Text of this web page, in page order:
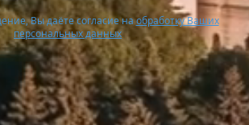
Вы даёте согласие наобработку Ваших
персональных данных